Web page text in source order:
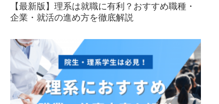
【最新版】理系は就職に有利？おすすめ職種・
企業・就活の進め方を徹底解説